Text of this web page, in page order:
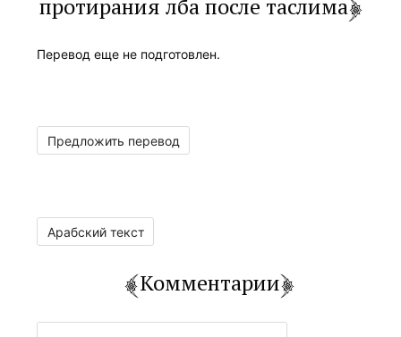
протирания лба после таслима
Перевод еще не подготовлен.
Предложить перевод
Арабский текст
Комментарии